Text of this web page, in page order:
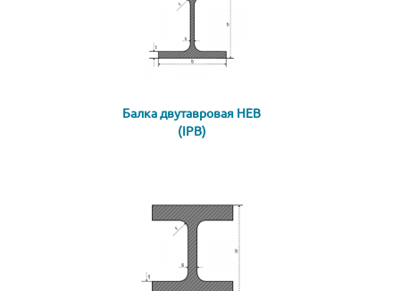
Балка двутавровая HEB
(IPB)